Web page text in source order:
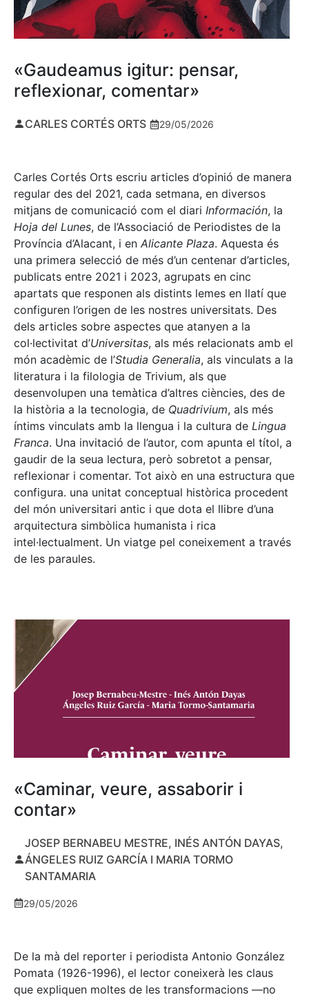
«Gaudeamus igitur: pensar,
reflexionar, comentar»
CARLES CORTÉS ORTS 29/05/2026
Carles Cortés Orts escriu articles d’opinió de manera
regular des del 2021, cada setmana, en diversos
mitjans de comunicació com el diari Información, la
Hoja del Lunes, de l’Associació de Periodistes de la
Província d’Alacant, i en Alicante Plaza. Aquesta és
una primera selecció de més d’un centenar d’articles,
publicats entre 2021 i 2023, agrupats en cinc
apartats que responen als distints lemes en llatí que
configuren l’origen de les nostres universitats. Des
dels articles sobre aspectes que atanyen a la
col·lectivitat d’Universitas, als més relacionats amb el
món acadèmic de l’Studia Generalia, als vinculats a la
literatura i la filologia de Trivium, als que
desenvolupen una temàtica d’altres ciències, des de
la història a la tecnologia, de Quadrivium, als més
íntims vinculats amb la llengua i la cultura de Lingua
Franca. Una invitació de l’autor, com apunta el títol, a
gaudir de la seua lectura, però sobretot a pensar,
reflexionar i comentar. Tot això en una estructura que
configura. una unitat conceptual històrica procedent
del món universitari antic i que dota el llibre d’una
arquitectura simbòlica humanista i rica
intel·lectualment. Un viatge pel coneixement a través
de les paraules.
«Caminar, veure, assaborir i
contar»
JOSEP BERNABEU MESTRE, INÉS ANTÓN DAYAS,
ÁNGELES RUIZ GARCÍA I MARIA TORMO
SANTAMARIA
29/05/2026
De la mà del reporter i periodista Antonio González
Pomata (1926-1996), el lector coneixerà les claus
que expliquen moltes de les transformacions —no